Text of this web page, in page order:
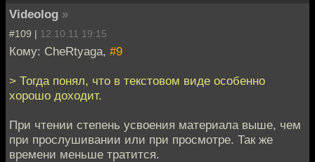
Videolog »
#109 | 12.10.11 19:15
Кому: CheRtyaga, #9
> Тогда понял, что в текстовом виде особенно
хорошо доходит.
При чтении степень усвоения материала выше, чем
при прослушивании или при просмотре. Так же
времени меньше тратится.